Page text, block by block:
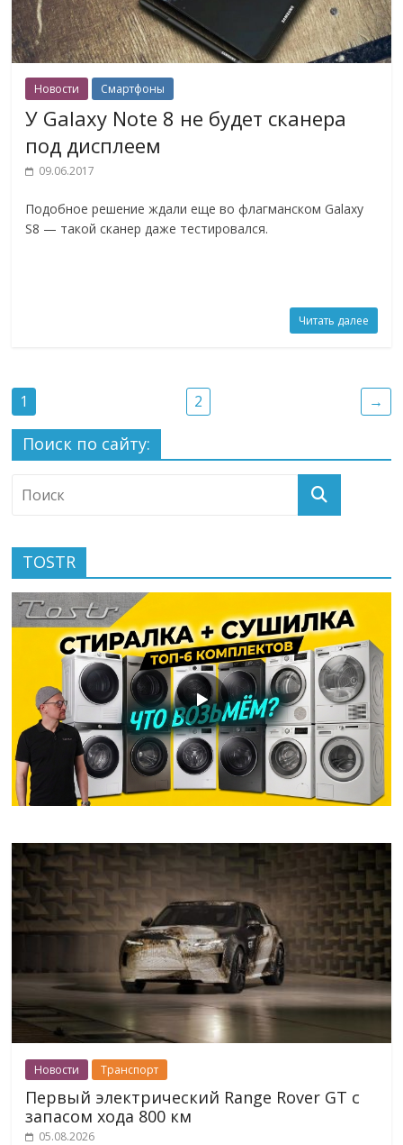
Новости Смартфоны
У Galaxy Note 8 не будет сканера
под дисплеем
09.06.2017
Подобное решение ждали еще во флагманском Galaxy
S8 — такой сканер даже тестировался.
Читать далее
1 2 →
Поиск по сайту:
TOSTR
Новости Транспорт
Первый электрический Range Rover GT с
запасом хода 800 км
05.08.2026